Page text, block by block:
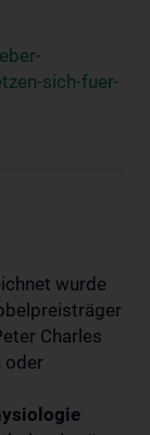
sich-fuer-
wurde
Charles
oder